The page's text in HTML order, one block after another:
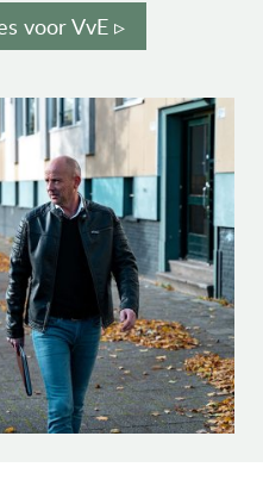
voor VvE ▹